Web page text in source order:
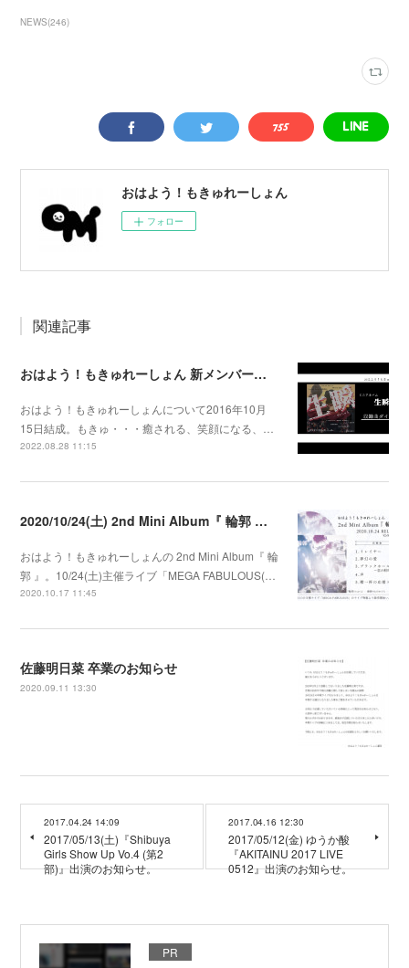
NEWS(246)
おはよう！もきゅれーしょん
フォロー
関連記事
おはよう！もきゅれーしょん 新メンバー募集！
おはよう！もきゅれーしょんについて2016年10月
15日結成。もきゅ・・・癒される、笑顔になる、…
2022.08.28 11:15
2020/10/24(土) 2nd Mini Album『 輪郭 』発売決定
おはよう！もきゅれーしょんの 2nd Mini Album『 輪
郭 』。10/24(土)主催ライブ「MEGA FABULOUS(…
2020.10.17 11:45
佐藤明日菜 卒業のお知らせ
2020.09.11 13:30
2017.04.24 14:09
2017/05/13(土)『Shibuya
Girls Show Up Vo.4 (第2
部)』出演のお知らせ。
2017.04.16 12:30
2017/05/12(金) ゆうか酸
『AKITAINU 2017 LIVE
0512』出演のお知らせ。
PR